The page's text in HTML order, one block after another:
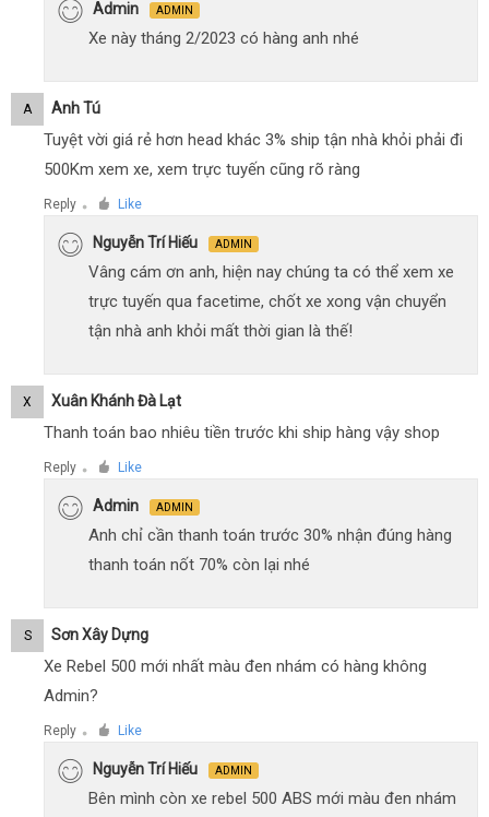
Admin ADMIN
Xe này tháng 2/2023 có hàng anh nhé
A Anh Tú
Tuyệt vời giá rẻ hơn head khác 3% ship tận nhà khỏi phải đi
500Km xem xe, xem trực tuyến cũng rõ ràng
Reply ● Like
Nguyễn Trí Hiếu ADMIN
Vâng cám ơn anh, hiện nay chúng ta có thể xem xe
trực tuyến qua facetime, chốt xe xong vận chuyển
tận nhà anh khỏi mất thời gian là thế!
X Xuân Khánh Đà Lạt
Thanh toán bao nhiêu tiền trước khi ship hàng vậy shop
Reply ● Like
Admin ADMIN
Anh chỉ cần thanh toán trước 30% nhận đúng hàng
thanh toán nốt 70% còn lại nhé
S Sơn Xây Dựng
Xe Rebel 500 mới nhất màu đen nhám có hàng không
Admin?
Reply ● Like
Nguyễn Trí Hiếu ADMIN
Bên mình còn xe rebel 500 ABS mới màu đen nhám